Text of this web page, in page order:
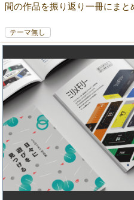
間の作品を振り返り一冊にまと
テーマ無し